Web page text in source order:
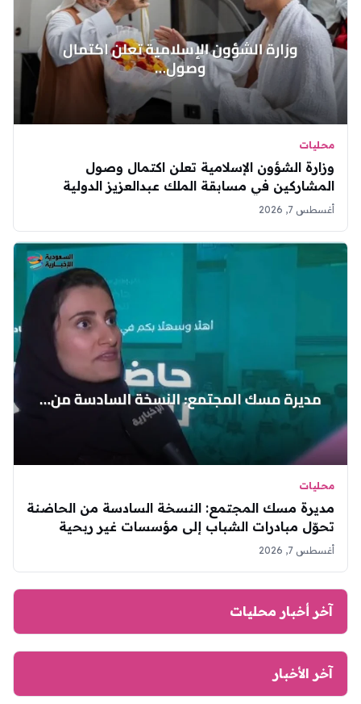
محليات
وزارة الشؤون الإسلامية تعلن اكتمال وصول
المشاركين في مسابقة الملك عبدالعزيز الدولية
للقرآن
أغسطس 7, 2026
محليات
مديرة مسك المجتمع: النسخة السادسة من الحاضنة
تحوّل مبادرات الشباب إلى مؤسسات غير ربحية
مستدامة
أغسطس 7, 2026
آخر أخبار محليات
آخر الأخبار